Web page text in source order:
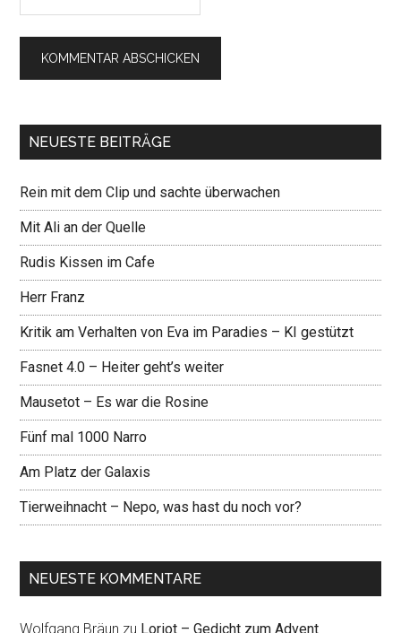
NEUESTE BEITRÄGE
Rein mit dem Clip und sachte überwachen
Mit Ali an der Quelle
Rudis Kissen im Cafe
Herr Franz
Kritik am Verhalten von Eva im Paradies – KI gestützt
Fasnet 4.0 – Heiter geht’s weiter
Mausetot – Es war die Rosine
Fünf mal 1000 Narro
Am Platz der Galaxis
Tierweihnacht – Nepo, was hast du noch vor?
NEUESTE KOMMENTARE
Wolfgang Bräun zu Loriot – Gedicht zum Advent